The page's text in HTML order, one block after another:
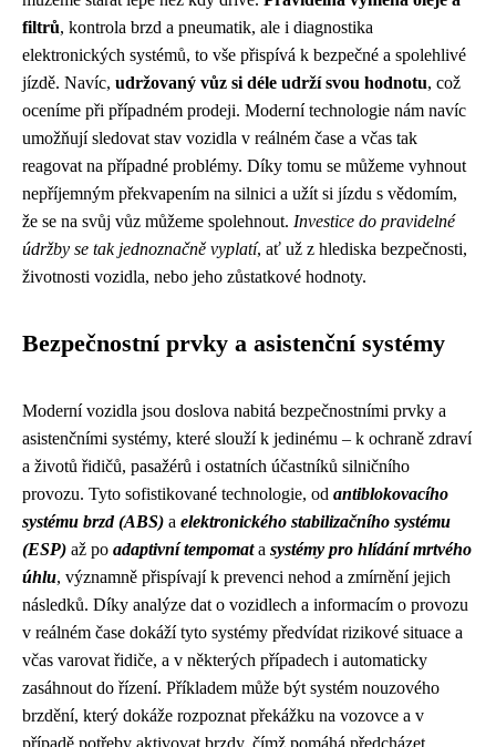
filtrů, kontrola brzd a pneumatik, ale i diagnostika
elektronických systémů, to vše přispívá k bezpečné a spolehlivé
jízdě. Navíc, udržovaný vůz si déle udrží svou hodnotu, což
oceníme při případném prodeji. Moderní technologie nám navíc
umožňují sledovat stav vozidla v reálném čase a včas tak
reagovat na případné problémy. Díky tomu se můžeme vyhnout
nepříjemným překvapením na silnici a užít si jízdu s vědomím,
že se na svůj vůz můžeme spolehnout. Investice do pravidelné
údržby se tak jednoznačně vyplatí, ať už z hlediska bezpečnosti,
životnosti vozidla, nebo jeho zůstatkové hodnoty.
Bezpečnostní prvky a asistenční systémy
Moderní vozidla jsou doslova nabitá bezpečnostními prvky a
asistenčními systémy, které slouží k jedinému – k ochraně zdraví
a životů řidičů, pasažérů i ostatních účastníků silničního
provozu. Tyto sofistikované technologie, od antiblokovacího
systému brzd (ABS) a elektronického stabilizačního systému
(ESP) až po adaptivní tempomata systémy pro hlídání mrtvého
úhlu, významně přispívají k prevenci nehod a zmírnění jejich
následků. Díky analýze dat o vozidlech a informacím o provozu
v reálném čase dokáží tyto systémy předvídat rizikové situace a
včas varovat řidiče, a v některých případech i automaticky
zasáhnout do řízení. Příkladem může být systém nouzového
brzdění, který dokáže rozpoznat překážku na vozovce a v